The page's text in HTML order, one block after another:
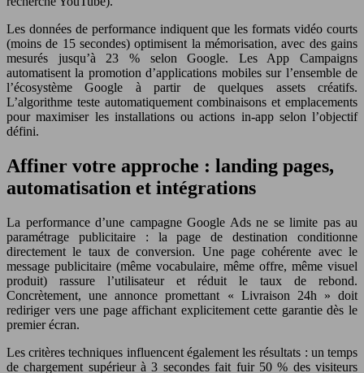
Les données de performance indiquent que les formats vidéo courts
(moins de 15 secondes) optimisent la mémorisation, avec des gains
mesurés jusqu’à 23 % selon Google. Les App Campaigns
automatisent la promotion d’applications mobiles sur l’ensemble de
l’écosystème Google à partir de quelques assets créatifs.
L’algorithme teste automatiquement combinaisons et emplacements
pour maximiser les installations ou actions in-app selon l’objectif
défini.
Affiner votre approche : landing pages,
automatisation et intégrations
La performance d’une campagne Google Ads ne se limite pas au
paramétrage publicitaire : la page de destination conditionne
directement le taux de conversion. Une page cohérente avec le
message publicitaire (même vocabulaire, même offre, même visuel
produit) rassure l’utilisateur et réduit le taux de rebond.
Concrètement, une annonce promettant « Livraison 24h » doit
rediriger vers une page affichant explicitement cette garantie dès le
premier écran.
Les critères techniques influencent également les résultats : un temps
de chargement supérieur à 3 secondes fait fuir 50 % des visiteurs